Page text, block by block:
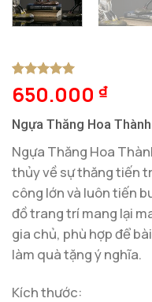
5trên 5
dựa trên
1
650.000 ₫
Ngựa Thăng Hoa
Ngựa Thăng Hoa
thủy về sự thăng tiến
công lớn và luôn tiến
đồ trang trí mang lại
gia chủ, phù hợp để
làm quà tặng ý nghĩa.
Kích thước: